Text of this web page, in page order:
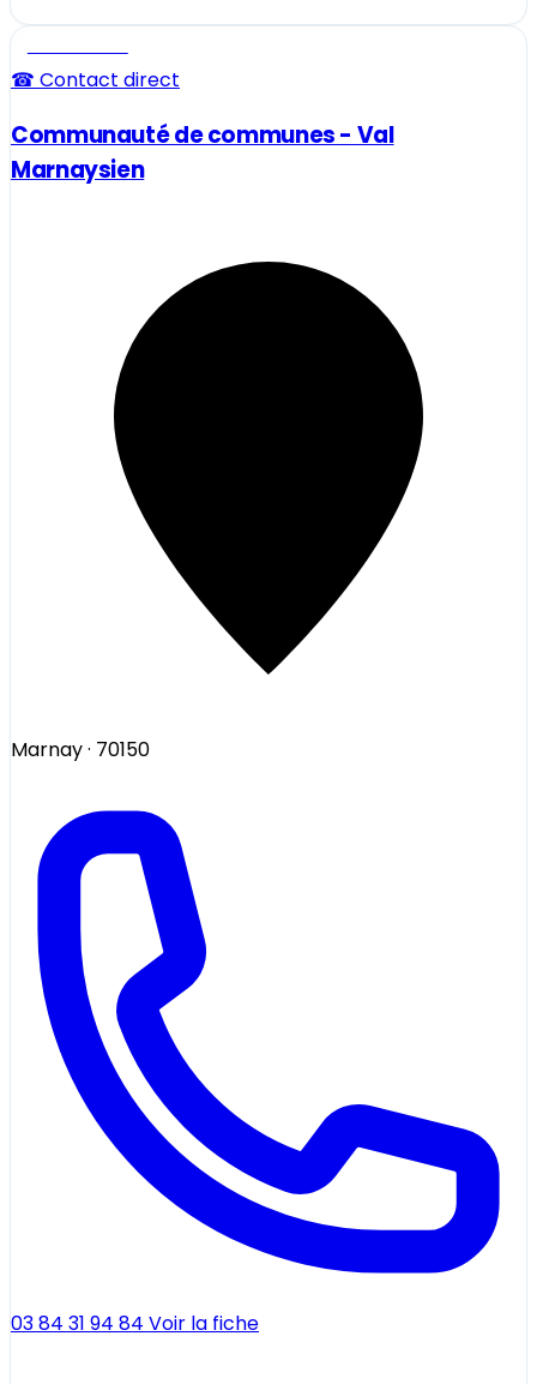
☎ Contact direct
Communauté de communes - Val
Marnaysien
Marnay· 70150
03 84 31 94 84 Voir la fiche